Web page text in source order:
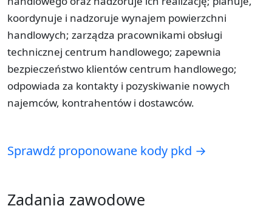
koordynuje i nadzoruje wynajem powierzchni
handlowych; zarządza pracownikami obsługi
technicznej centrum handlowego; zapewnia
bezpieczeństwo klientów centrum handlowego;
odpowiada za kontakty i pozyskiwanie nowych
najemców, kontrahentów i dostawców.
Sprawdź proponowane kody pkd →
Zadania zawodowe